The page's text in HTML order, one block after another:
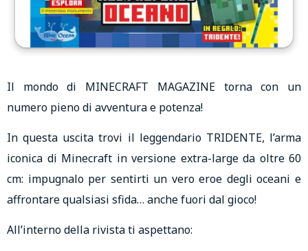
Il mondo di MINECRAFT MAGAZINE torna con un
numero pieno di avventura e potenza!
In questa uscita trovi il leggendario TRIDENTE, l’arma
iconica di Minecraft in versione extra-large da oltre 60
cm: impugnalo per sentirti un vero eroe degli oceani e
affrontare qualsiasi sfida… anche fuori dal gioco!
All’interno della rivista ti aspettano: